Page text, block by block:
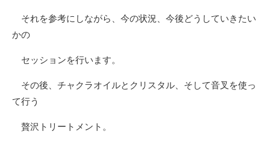
それを参考にしながら、今の状況、今後どうしていきたい
かの
セッションを行います。
その後、チャクラオイルとクリスタル、そして音叉を使っ
て行う
贅沢トリートメント。